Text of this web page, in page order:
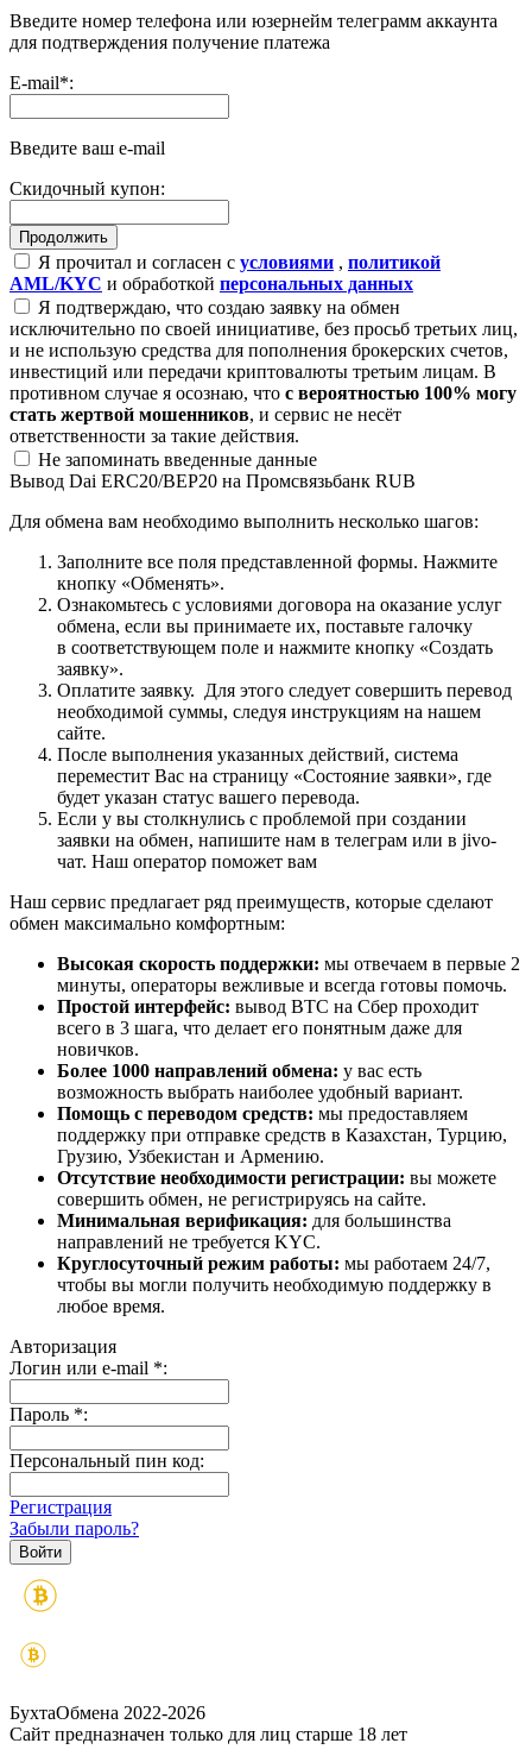
Введите номер телефона или юзернейм телеграмм аккаунта
для подтверждения получение платежа
E-mail*:
Введите ваш e-mail
Скидочный купон:
Я прочитал и согласен с условиями , политикой
AML/KYC и обработкой персональных данных
Я подтверждаю, что создаю заявку на обмен
исключительно по своей инициативе, без просьб третьих лиц,
и не использую средства для пополнения брокерских счетов,
инвестиций или передачи криптовалюты третьим лицам. В
противном случае я осознаю, что с вероятностью 100% могу
стать жертвой мошенников, и сервис не несёт
ответственности за такие действия.
Не запоминать введенные данные
Вывод Dai ERC20/BEP20 на Промсвязьбанк RUB
Для обмена вам необходимо выполнить несколько шагов:
Заполните все поля представленной формы. Нажмите
кнопку «Обменять».
Ознакомьтесь с условиями договора на оказание услуг
обмена, если вы принимаете их, поставьте галочку
в соответствующем поле и нажмите кнопку «Создать
заявку».
Оплатите заявку. Для этого следует совершить перевод
необходимой суммы, следуя инструкциям на нашем
сайте.
После выполнения указанных действий, система
переместит Вас на страницу «Состояние заявки», где
будет указан статус вашего перевода.
Если у вы столкнулись с проблемой при создании
заявки на обмен, напишите нам в телеграм или в jivo-
чат. Наш оператор поможет вам
Наш сервис предлагает ряд преимуществ, которые сделают
обмен максимально комфортным:
Высокая скорость поддержки: мы отвечаем в первые 2
минуты, операторы вежливые и всегда готовы помочь.
Простой интерфейс: вывод BTC на Сбер проходит
всего в 3 шага, что делает его понятным даже для
новичков.
Более 1000 направлений обмена: у вас есть
возможность выбрать наиболее удобный вариант.
Помощь с переводом средств: мы предоставляем
поддержку при отправке средств в Казахстан, Турцию,
Грузию, Узбекистан и Армению.
Отсутствие необходимости регистрации: вы можете
совершить обмен, не регистрируясь на сайте.
Минимальная верификация: для большинства
направлений не требуется KYC.
Круглосуточный режим работы: мы работаем 24/7,
чтобы вы могли получить необходимую поддержку в
любое время.
Авторизация
Логин или e-mail *:
Пароль *:
Персональный пин код:
Регистрация
Забыли пароль?
БухтаОбмена 2022-2026
Сайт предназначен только для лиц старше 18 лет